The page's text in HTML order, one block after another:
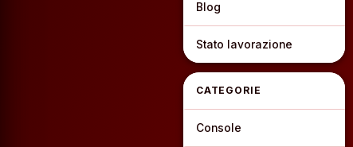
Blog
Stato lavorazione
CATEGORIE
Console